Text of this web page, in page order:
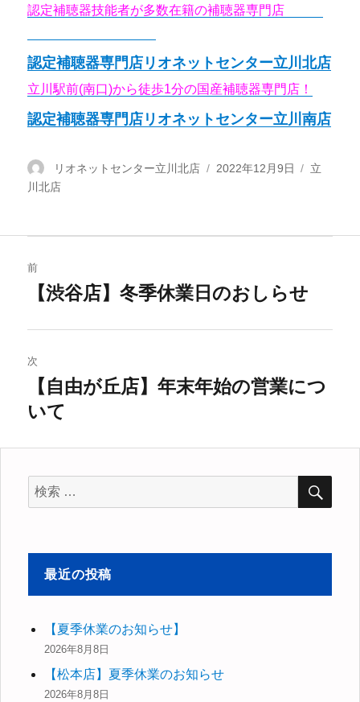
認定補聴器技能者が多数在籍の補聴器専門店
認定補聴器専門店リオネットセンター立川北店
立川駅前(南口)から徒歩1分の国産補聴器専門店！
認定補聴器専門店リオネットセンター立川南店
投
稿
リオネットセンター立川北店
投
2022年12月9日
カ
立
川北店
稿
ビ
ゲ
ー
シ
ョ
前
投
稿:
【渋谷店】冬季休業日のおしらせ
次
の
【自由が丘店】年末年始の営業につ
いて
検
索
象:
検
最近の投稿
【夏季休業のお知らせ】
2026年8月8日
【松本店】夏季休業のお知らせ
2026年8月8日